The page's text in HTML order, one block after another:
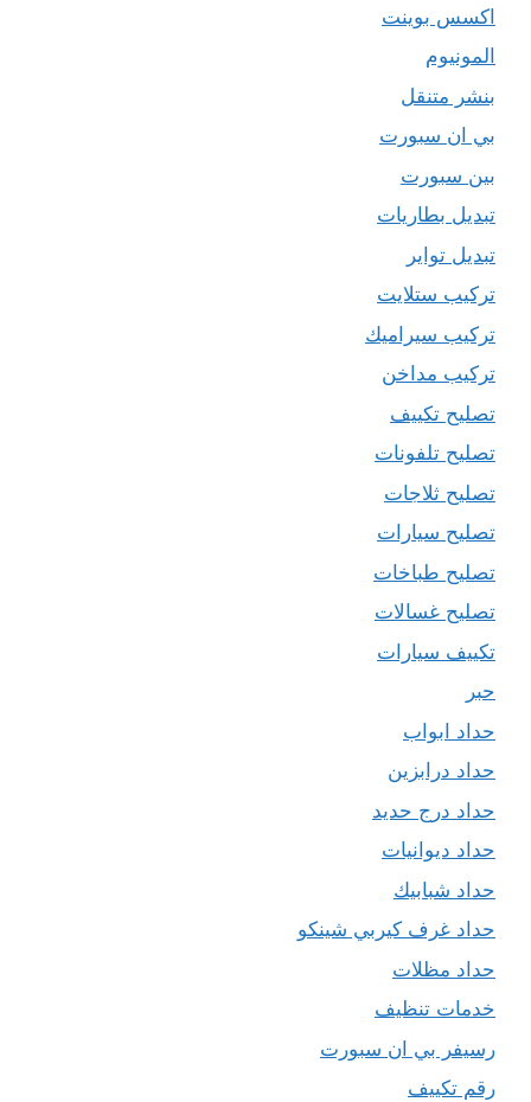
اكسس بوينت
المونيوم
بنشر متنقل
بي ان سبورت
بين سبورت
تبديل بطاريات
تبديل تواير
تركيب ستلايت
تركيب سيراميك
تركيب مداخن
تصليح تكييف
تصليح تلفونات
تصليح ثلاجات
تصليح سيارات
تصليح طباخات
تصليح غسالات
تكييف سيارات
حبر
حداد ابواب
حداد درابزين
حداد درج حديد
حداد ديوانيات
حداد شبابيك
حداد غرف كيربي شينكو
حداد مظلات
خدمات تنظيف
رسيفر بي ان سبورت
رقم تكييف